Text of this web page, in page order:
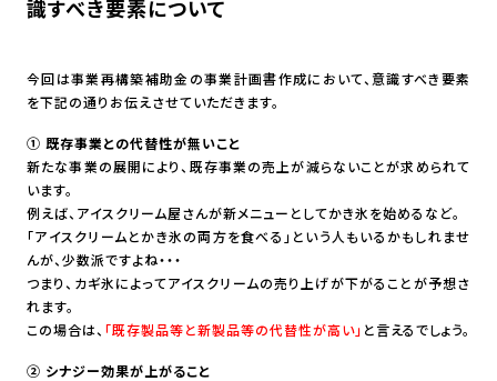
識すべき要素について
今回は事業再構築補助金の事業計画書作成において、意識すべき要素
を下記の通りお伝えさせていただきます。
① 既存事業との代替性が無いこと
新たな事業の展開により、既存事業の売上が減らないことが求められて
います。
例えば、アイスクリーム屋さんが新メニューとしてかき氷を始めるなど。
「アイスクリームとかき氷の両方を食べる」という人もいるかもしれませ
んが、少数派ですよね・・・
つまり、カギ氷によってアイスクリームの売り上げが下がることが予想さ
れます。
この場合は、 「既存製品等と新製品等の代替性が高い」 と言えるでしょう。
② シナジー効果が上がること